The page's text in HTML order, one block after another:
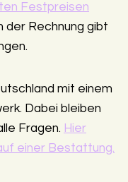
Festpreisen
Rechnung gibt
mit einem
Dabei bleiben
Fragen. Hier
einer Bestattung.